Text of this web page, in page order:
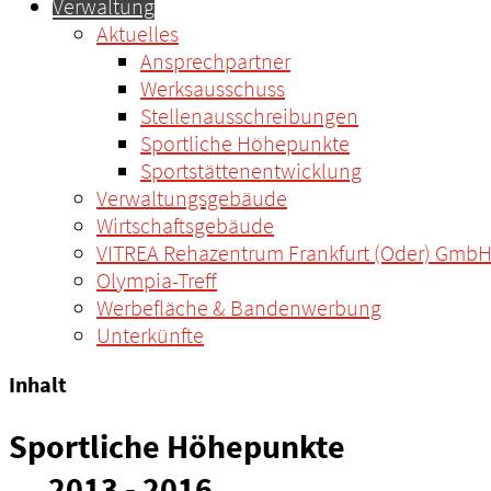
Verwaltung
Aktuelles
Ansprechpartner
Werksausschuss
Stellenausschreibungen
Sportliche Höhepunkte
Sportstättenentwicklung
Verwaltungsgebäude
Wirtschaftsgebäude
VITREA Rehazentrum Frankfurt (Oder) GmbH
Olympia-Treff
Werbefläche & Bandenwerbung
Unterkünfte
Inhalt
Sportliche Höhepunkte